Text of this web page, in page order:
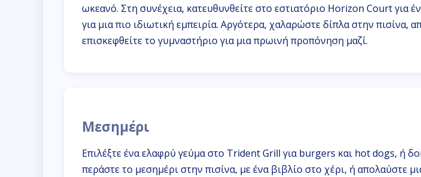
ωκεανό. Στη συνέχεια, κατευθυνθείτε στο εστιατόριο Horizon Court
για μια πιο ιδιωτική εμπειρία. Αργότερα, χαλαρώστε δίπλα στην
επισκεφθείτε το γυμναστήριο για μια πρωινή προπόνηση μαζί.
Μεσημέρι
Επιλέξτε ένα ελαφρύ γεύμα στο Trident Grill για burgers και hot dogs, ή
περάστε το μεσημέρι στην πισίνα, με ένα βιβλίο στο χέρι, ή απολαύστε